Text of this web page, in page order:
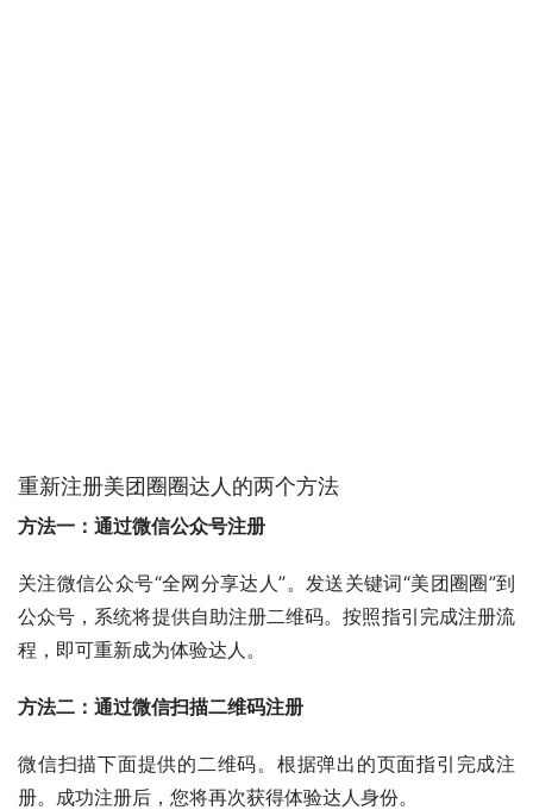
重新注册美团圈圈达人的两个方法
方法一：通过微信公众号注册
关注微信公众号“全网分享达人”。发送关键词“美团圈圈”到
公众号，系统将提供自助注册二维码。按照指引完成注册流
程，即可重新成为体验达人。
方法二：通过微信扫描二维码注册
微信扫描下面提供的二维码。根据弹出的页面指引完成注
册。成功注册后，您将再次获得体验达人身份。